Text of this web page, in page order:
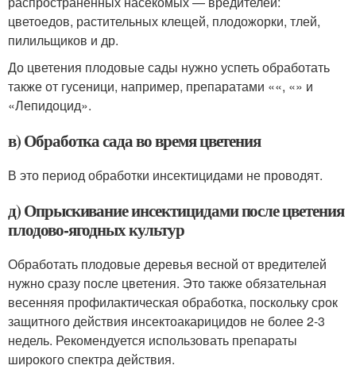
цветоедов, растительных клещей, плодожорки, тлей,
пилильщиков и др.
До цветения плодовые сады нужно успеть обработать
также от гусеници, например, препаратами ««, «» и
«Лепидоцид».
в) Обработка сада во время цветения
В это период обработки инсектицидами не проводят.
д) Опрыскивание инсектицидами после цветения
плодово-ягодных культур
Обработать плодовые деревья весной от вредителей
нужно сразу после цветения. Это также обязательная
весенняя профилактическая обработка, поскольку срок
защитного действия инсектоакарицидов не более 2-3
недель. Рекомендуется использовать препараты
широкого спектра действия.